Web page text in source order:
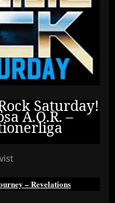
Saturday!
A.O.R. –
– Revelations